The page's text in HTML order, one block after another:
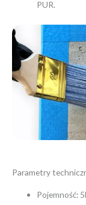
PUR.
Parametry
Pojemność: